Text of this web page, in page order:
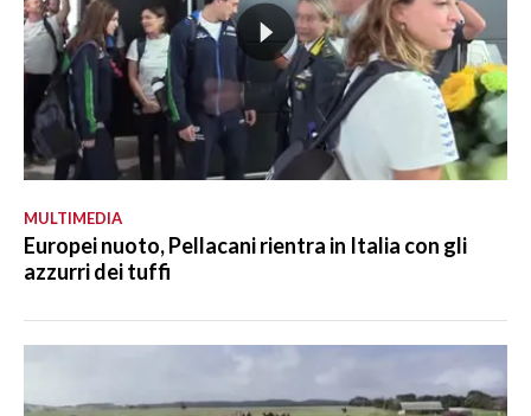
MULTIMEDIA
Europei nuoto, Pellacani rientra in Italia con gli
azzurri dei tuffi